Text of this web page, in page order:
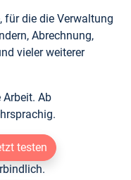
für die die Verwaltung
Abrechnung,
vieler weiterer
Arbeit. Ab
testen